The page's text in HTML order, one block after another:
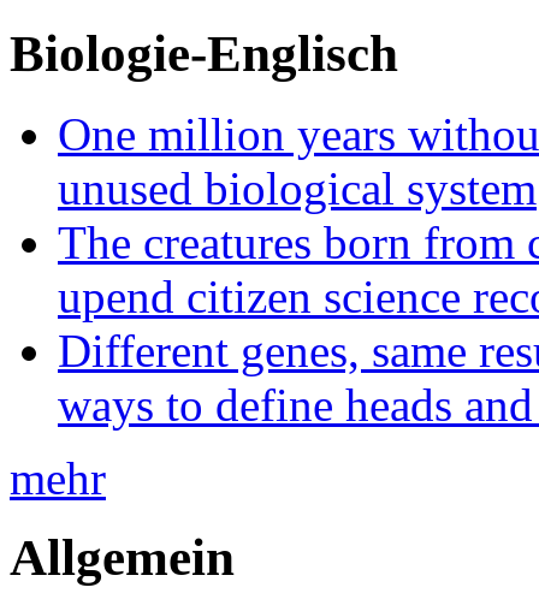
Biologie-Englisch
One million years
unused biological system
The creatures born from
upend citizen science
Different genes, same
ways to define heads
mehr
Allgemein